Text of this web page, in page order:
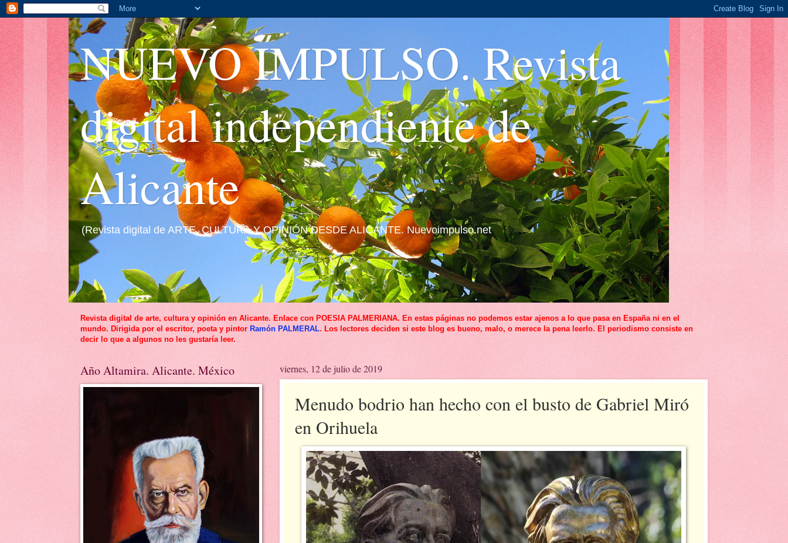
NUEVO IMPULSO. Revista
digital independiente de
Alicante
(Revista digital de ARTE, CULTURA Y OPINIÓN DESDE ALICANTE. Nuevoimpulso.net
Revista digital de arte, cultura y opinión en Alicante. Enlace con POESIA PALMERIANA. En estas páginas no podemos estar ajenos a lo que pasa en España ni en el
mundo. Dirigida por el escritor, poeta y pintor Ramón PALMERAL. Los lectores deciden si este blog es bueno, malo, o merece la pena leerlo. El periodismo consiste en
decir lo que a algunos no les gustaría leer.
viernes, 12 de julio de 2019
Menudo bodrio han hecho con el busto de Gabriel Miró
en Orihuela
Año Altamira. Alicante. México